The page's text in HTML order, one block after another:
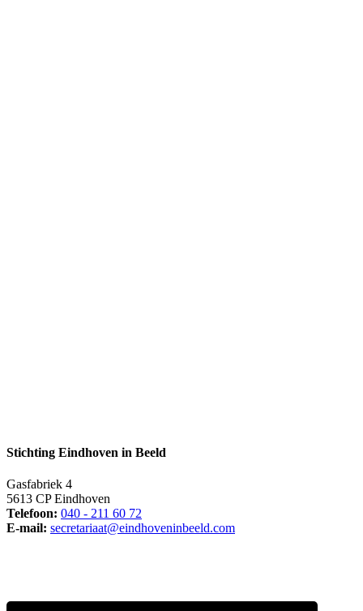
Stichting Eindhoven in Beeld
Gasfabriek 4
5613 CP Eindhoven
Telefoon: 040 - 211 60 72
E-mail: secretariaat@eindhoveninbeeld.com